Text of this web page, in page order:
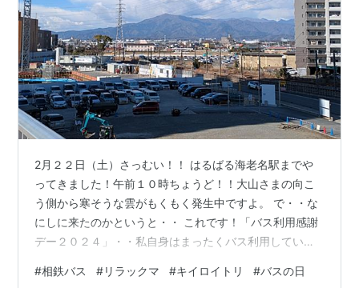
2月２２日（土）さっむい！！ はるばる海老名駅までや
ってきました！午前１０時ちょうど！！大山さまの向こ
う側から寒そうな雲がもくもく発生中ですよ。 で・・な
にしに来たのかというと・・ これです！「バス利用感謝
デー２０２４」・・私自身はまったくバス利用していま
日」でもあるみたいですね。 目的はずばり！りらっくま
#相鉄バス #リラックマ #キイロイトリ #バスの日